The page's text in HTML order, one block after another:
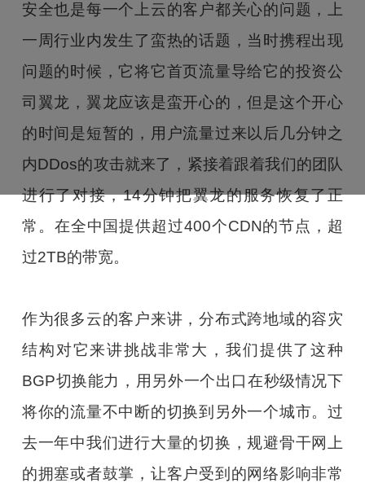
安全也是每一个上云的客户都关心的问题，上
一周行业内发生了蛮热的话题，当时携程出现
问题的时候，它将它首页流量导给它的投资公
司翼龙，翼龙应该是蛮开心的，但是这个开心
的时间是短暂的，用户流量过来以后几分钟之
内DDos的攻击就来了，紧接着跟着我们的团队
进行了对接，14分钟把翼龙的服务恢复了正
常。在全中国提供超过400个CDN的节点，超
过2TB的带宽。
作为很多云的客户来讲，分布式跨地域的容灾
结构对它来讲挑战非常大，我们提供了这种
BGP切换能力，用另外一个出口在秒级情况下
将你的流量不中断的切换到另外一个城市。过
去一年中我们进行大量的切换，规避骨干网上
的拥塞或者鼓掌，让客户受到的网络影响非常